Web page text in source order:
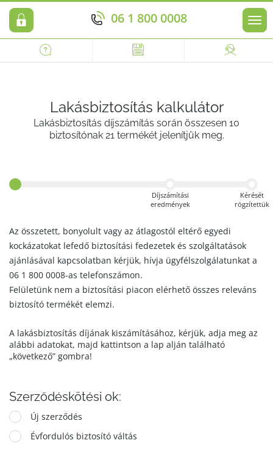
06 1 800 0008
Lakásbiztosítás kalkulátor
Lakásbiztosítás díjszámítás során összesen 10
biztosítónak 21 termékét jelenítjük meg.
Díjszámítási
eredmények
Kérését
rögzítettük
Az összetett, bonyolult vagy az átlagostól eltérő egyedi
kockázatokat lefedő biztosítási fedezetek és szolgáltatások
ajánlásával kapcsolatban kérjük, hívja ügyfélszolgálatunkat a
06 1 800 0008-as telefonszámon.
Felületünk nem a biztosítási piacon elérhető összes releváns
biztosító termékét elemzi.
A lakásbiztosítás díjának kiszámításához, kérjük, adja meg az
alábbi adatokat, majd kattintson a lap alján található
„következő” gombra!
Szerződéskötési ok:
Új szerződés
Évfordulós biztosító váltás